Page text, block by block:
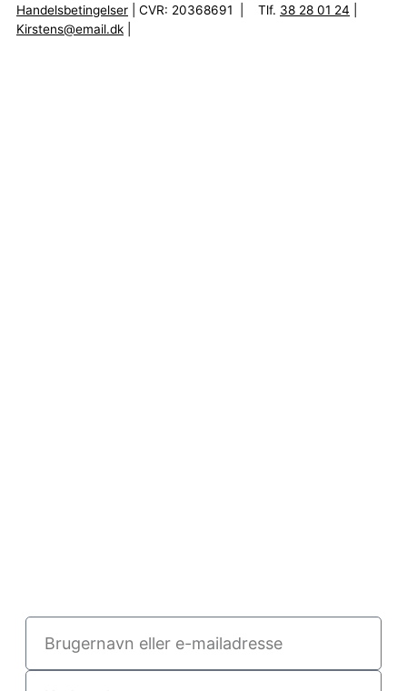
Handelsbetingelser | CVR: 20368691 | Tlf. 38 28 01 24
Kirstens@email.dk
Brugernavn
eller
Kodeord